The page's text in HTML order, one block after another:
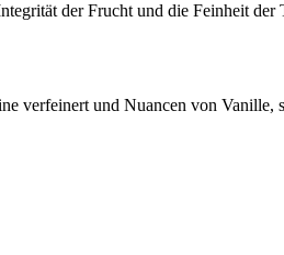
der Frucht und die Feinheit
verfeinert und Nuancen von